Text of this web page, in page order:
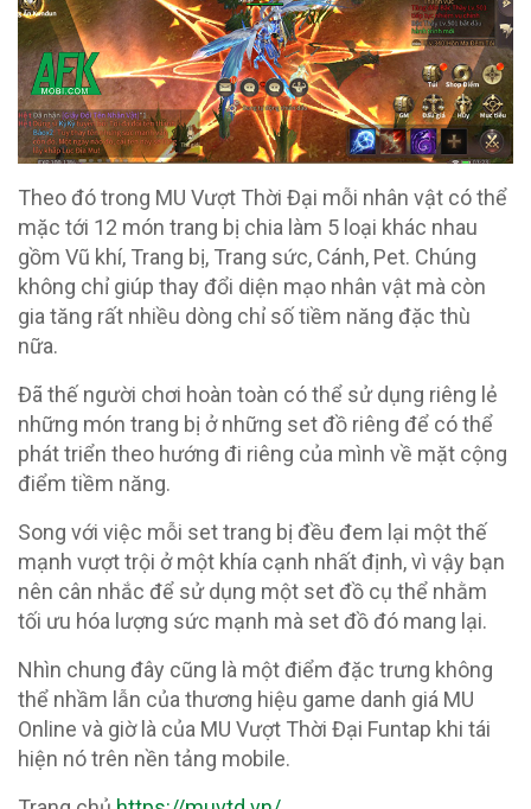
Theo đó trong MU Vượt Thời Đại mỗi nhân vật có thể
mặc tới 12 món trang bị chia làm 5 loại khác nhau
gồm Vũ khí, Trang bị, Trang sức, Cánh, Pet. Chúng
không chỉ giúp thay đổi diện mạo nhân vật mà còn
gia tăng rất nhiều dòng chỉ số tiềm năng đặc thù
nữa.
Đã thế người chơi hoàn toàn có thể sử dụng riêng lẻ
những món trang bị ở những set đồ riêng để có thể
phát triển theo hướng đi riêng của mình về mặt cộng
điểm tiềm năng.
Song với việc mỗi set trang bị đều đem lại một thế
mạnh vượt trội ở một khía cạnh nhất định, vì vậy bạn
nên cân nhắc để sử dụng một set đồ cụ thể nhằm
tối ưu hóa lượng sức mạnh mà set đồ đó mang lại.
Nhìn chung đây cũng là một điểm đặc trưng không
thể nhầm lẫn của thương hiệu game danh giá MU
Online và giờ là của MU Vượt Thời Đại Funtap khi tái
hiện nó trên nền tảng mobile.